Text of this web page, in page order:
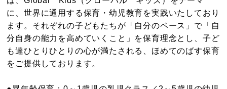
に、世界に通用する保育・幼児教育を実践いたしており
ます。それぞれの子どもたちが「自分のペース」で「自
分自身の能力を高めていくこと」を保育理念とし、子ど
も達ひとりひとりの心が満たされる、ほめてのばす保育
をご提供しております。